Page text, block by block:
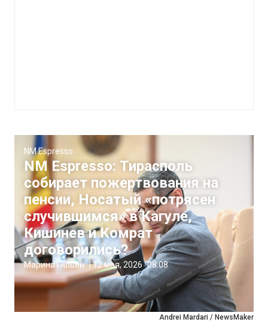
Andrei Mardari / NewsMaker
NM Espresso
NM Espresso: Тирасполь
собирает пожертвования на
пенсии, Носатый «потрясен
случившимся» в Кагуле,
Кишинев и Комрат
договорились?
Марина Гильен |12 мая, 2026 08:08